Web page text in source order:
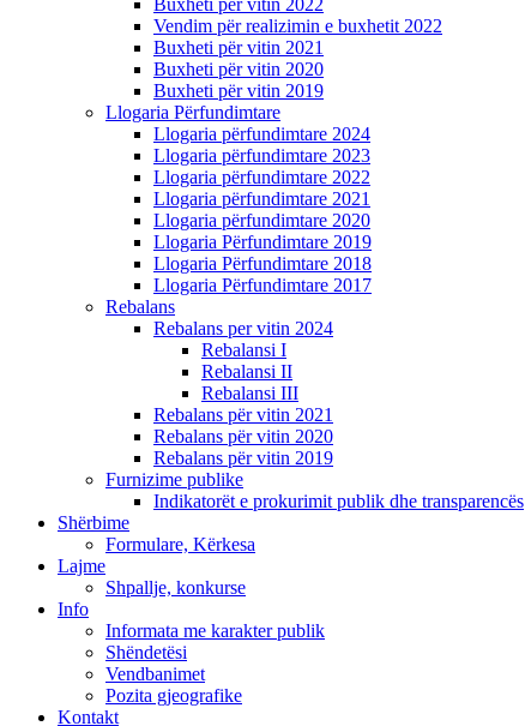
Buxheti për vitin 2022
Vendim për realizimin e buxhetit 2022
Buxheti për vitin 2021
Buxheti për vitin 2020
Buxheti për vitin 2019
Llogaria Përfundimtare
Llogaria përfundimtare 2024
Llogaria përfundimtare 2023
Llogaria përfundimtare 2022
Llogaria përfundimtare 2021
Llogaria përfundimtare 2020
Llogaria Përfundimtare 2019
Llogaria Përfundimtare 2018
Llogaria Përfundimtare 2017
Rebalans
Rebalans per vitin 2024
Rebalansi I
Rebalansi II
Rebalansi III
Rebalans për vitin 2021
Rebalans për vitin 2020
Rebalans për vitin 2019
Furnizime publike
Indikatorët e prokurimit publik dhe transparencës
Shërbime
Formulare, Kërkesa
Lajme
Shpallje, konkurse
Info
Informata me karakter publik
Shëndetësi
Vendbanimet
Pozita gjeografike
Kontakt